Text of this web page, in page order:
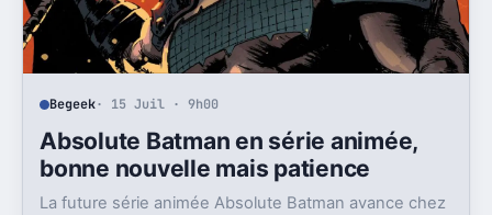
Begeek· 15 Juil · 9h00
Absolute Batman en série animée,
bonne nouvelle mais patience
La future série animée Absolute Batman avance chez